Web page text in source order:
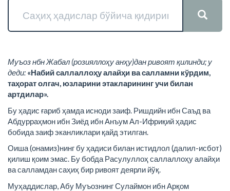
Муъоз нбн Жабал (розияллоҳу анҳу)дан ривоят қилинди; у
деди: «Набий саллаллоҳу алайҳи ва салламни кўрдим,
таҳорат олгач, юзларини этакларининг учи билан
артдилар».
Бу ҳадис ғариб ҳамда исноди заиф. Ришдийн ибн Саъд ва
Абдурраҳмон ибн Зиёд ибн Анъум Ал-Ифриқий ҳадис
бобида заиф эканликлари қайд этилган.
Оиша (онамиз)нинг бу ҳадиси билан истидлол (далил-исбот)
қилиш қоим эмас. Бу бобда Расулуллоҳ саллаллоҳу алайҳи
ва салламдан саҳиҳ бир ривоят деярли йўқ.
Муҳаддислар, Абу Муъознинг Сулаймон ибн Арқом